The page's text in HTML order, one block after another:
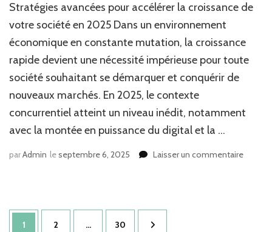
Stratégies avancées pour accélérer la croissance de
votre société en 2025 Dans un environnement
économique en constante mutation, la croissance
rapide devient une nécessité impérieuse pour toute
société souhaitant se démarquer et conquérir de
nouveaux marchés. En 2025, le contexte
concurrentiel atteint un niveau inédit, notamment
avec la montée en puissance du digital et la …
parAdmin leseptembre 6, 2025 Laisser un commentairesur
Pagination
Page
1 Page
2 … Page
30